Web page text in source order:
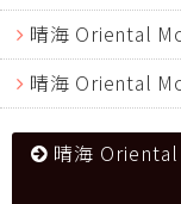
晴海 Oriental
晴海 Oriental
晴海